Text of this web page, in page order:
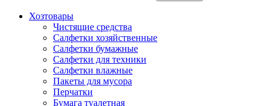
Хозтовары
Чистящие средства
Салфетки хозяйственные
Салфетки бумажные
Салфетки для техники
Салфетки влажные
Пакеты для мусора
Перчатки
Бумага туалетная